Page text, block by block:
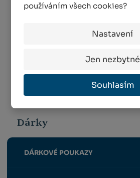
používáním všech cookies?
Nastavení
Jen nezbytné
Souhlasím
591,00 Kč
1 2 3 4
Dárky
DÁRKOVÉ POUKAZY